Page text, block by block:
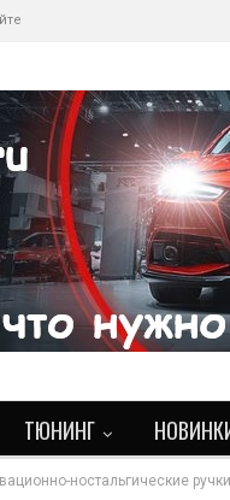
ТЮНИНГ
ностальгические